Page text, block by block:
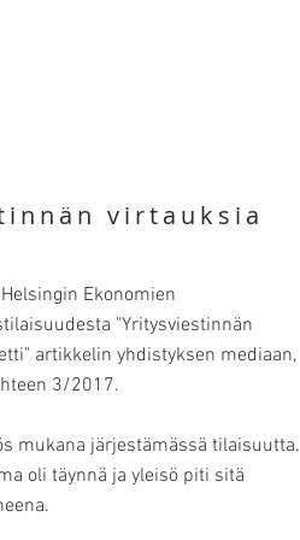
virtauksia
Ekonomien
"Yritysviestinnän
artikkelin yhdistyksen mediaan,
3/2017.
mukana järjestämässä tilaisuutta.
oli täynnä ja yleisö piti sitä